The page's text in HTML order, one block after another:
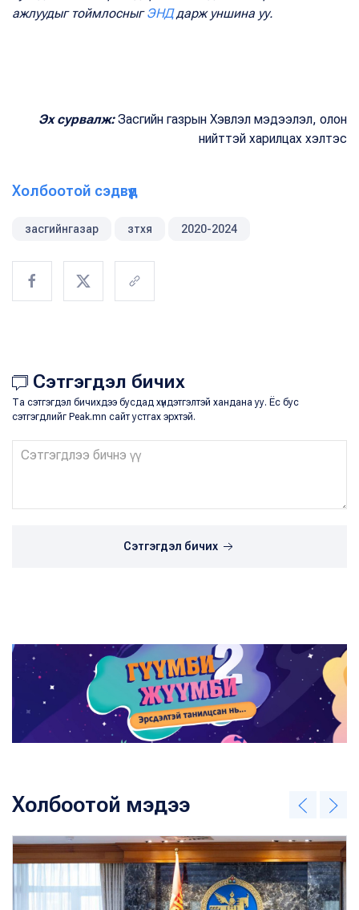
ажлуудыг тоймлосныгЭНДдарж уншина уу.
Эх сурвалж:Засгийн газрын Хэвлэл мэдээлэл, олон
нийттэй харилцах хэлтэс
Холбоотой сэдвүүд
засгийнгазар зтхя 2020-2024
Сэтгэгдэл бичих
Та сэтгэгдэл бичихдээ бусдад хүндэтгэлтэй хандана уу. Ёс бус
сэтгэгдлийг Peak.mn сайт устгах эрхтэй.
Сэтгэгдэл бичих
Холбоотой мэдээ